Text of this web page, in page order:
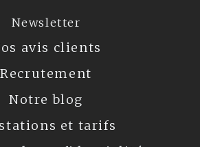
Newsletter
avis clients
Recrutement
Notre blog
et tarifs